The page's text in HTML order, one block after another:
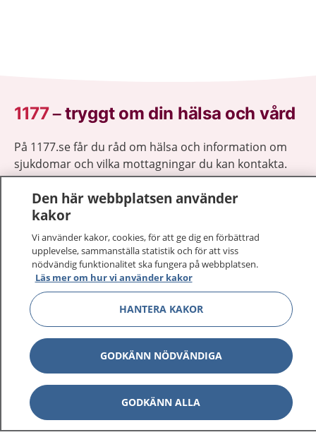
1177–tryggt om din hälsa och vård
På 1177.se får du råd om hälsa och information om
sjukdomar och vilka mottagningar du kan kontakta.
Logga in för att läsa din journal och göra dina
vårdärenden. Ring telefonnummer 1177 för
sjukvårdsrådgivning dygnet runt.
1177 ger dig råd när du vill må bättre.
1177 på flera språk Visa
Om 1177 Visa
Kontakt Visa
Den här webbplatsen använder
kakor
Vi använder kakor, cookies, för att ge dig en förbättrad
upplevelse, sammanställa statistik och för att viss
nödvändig funktionalitet ska fungera på webbplatsen.
Läs mer om hur vi använder kakor
HANTERA KAKOR
GODKÄNN NÖDVÄNDIGA
GODKÄNN ALLA